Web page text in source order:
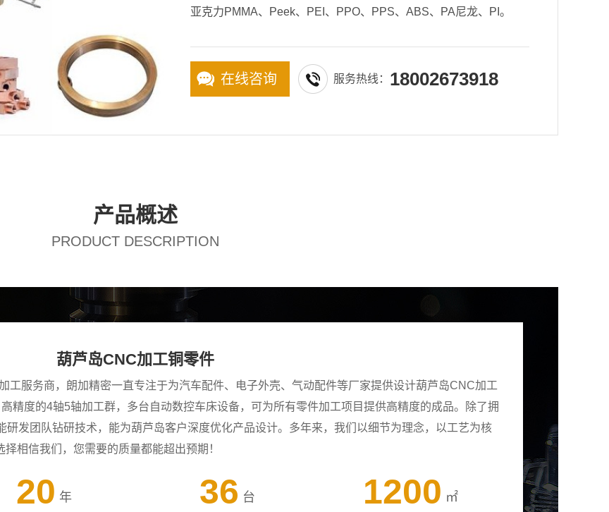
亚克力PMMA、Peek、PEI、PPO、PPS、ABS、PA尼龙、PI。
在线咨询 服务热线： 18002673918
产品概述
PRODUCT DESCRIPTION
葫芦岛CNC加工铜零件
工服务商，朗加精密一直专注于为汽车配件、电子外壳、气动配件等厂家提供设计葫芦岛CNC加工
精度的4轴5轴加工群，多台自动数控车床设备，可为所有零件加工项目提供高精度的成品。除了拥
发团队钻研技术，能为葫芦岛客户深度优化产品设计。多年来，我们以细节为理念，以工艺为核
相信我们，您需要的质量都能超出预期！
20 年 36 台 1200 ㎡